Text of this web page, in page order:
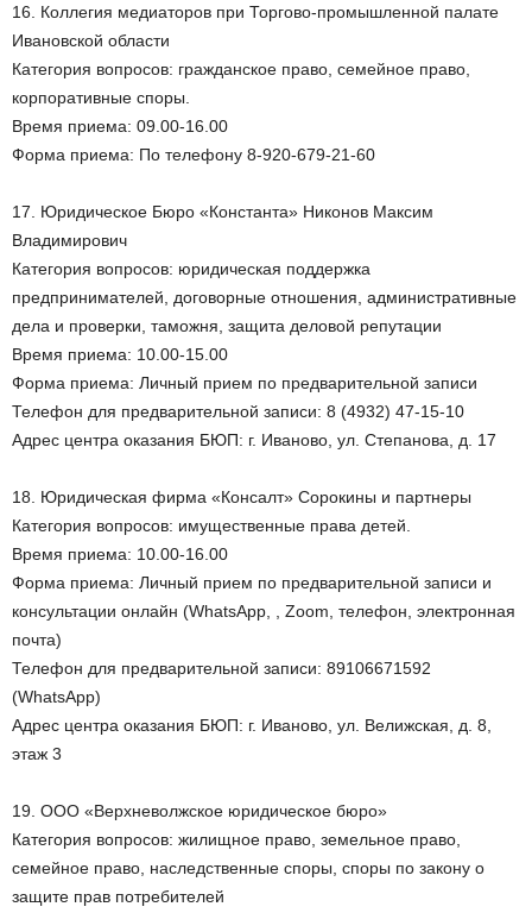
16. Коллегия медиаторов при Торгово-промышленной палате
Ивановской области
Категория вопросов: гражданское право, семейное право,
корпоративные споры.
Время приема: 09.00-16.00
Форма приема: По телефону 8-920-679-21-60
17. Юридическое Бюро «Константа» Никонов Максим
Владимирович
Категория вопросов: юридическая поддержка
предпринимателей, договорные отношения, административные
дела и проверки, таможня, защита деловой репутации
Время приема: 10.00-15.00
Форма приема: Личный прием по предварительной записи
Телефон для предварительной записи: 8 (4932) 47-15-10
Адрес центра оказания БЮП: г. Иваново, ул. Степанова, д. 17
18. Юридическая фирма «Консалт» Сорокины и партнеры
Категория вопросов: имущественные права детей.
Время приема: 10.00-16.00
Форма приема: Личный прием по предварительной записи и
консультации онлайн (WhatsApp, , Zoom, телефон, электронная
почта)
Телефон для предварительной записи: 89106671592
(WhatsApp)
Адрес центра оказания БЮП: г. Иваново, ул. Велижская, д. 8,
этаж 3
19. ООО «Верхневолжское юридическое бюро»
Категория вопросов: жилищное право, земельное право,
семейное право, наследственные споры, споры по закону о
защите прав потребителей